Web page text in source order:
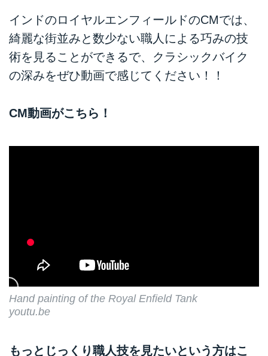
インドのロイヤルエンフィールドのCMでは、
綺麗な街並みと数少ない職人による巧みの技
術を見ることができるで、クラシックバイク
の深みをぜひ動画で感じてください！！
CM動画がこちら！
Hand painting of the Royal Enfield Tank
youtu.be
もっとじっくり職人技を見たいという方はこ